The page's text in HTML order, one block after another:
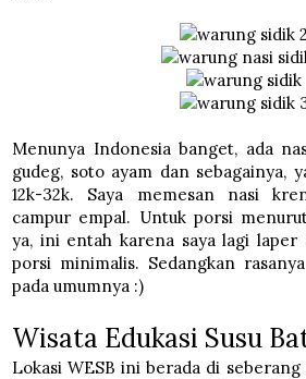
Menunya Indonesia banget, ada
gudeg, soto ayam dan sebagainya,
12k-32k. Saya memesan nasi
campur empal. Untuk porsi
ya, ini entah karena saya lagi laper
porsi minimalis. Sedangkan
pada umumnya :)
Wisata Edukasi Susu
Lokasi WESB ini berada di